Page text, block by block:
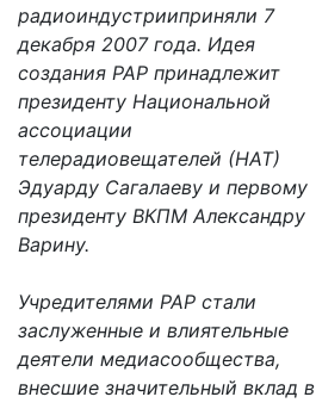
радиоиндустрииприняли 7
декабря 2007 года. Идея
создания РАР принадлежит
президенту Национальной
ассоциации
телерадиовещателей (НАТ)
Эдуарду Сагалаеву и первому
президенту ВКПМ Александру
Варину.
Учредителями РАР стали
заслуженные и влиятельные
деятели медиасообщества,
внесшие значительный вклад в